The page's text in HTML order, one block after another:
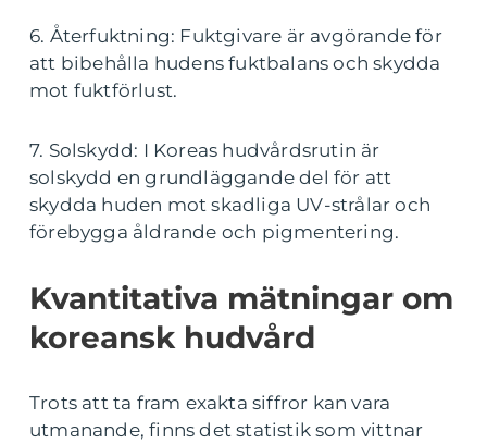
6. Återfuktning: Fuktgivare är avgörande för
att bibehålla hudens fuktbalans och skydda
mot fuktförlust.
7. Solskydd: I Koreas hudvårdsrutin är
solskydd en grundläggande del för att
skydda huden mot skadliga UV-strålar och
förebygga åldrande och pigmentering.
Kvantitativa mätningar om
koreansk hudvård
Trots att ta fram exakta siffror kan vara
utmanande, finns det statistik som vittnar